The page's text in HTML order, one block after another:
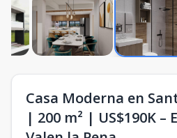
Casa Moderna en
| 200 m² | US$190K –